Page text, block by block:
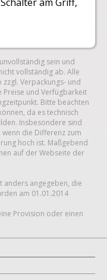
sein und
vollständig ab. Alle
Verpackungs- und
und Verfügbarkeit
Bitte beachten
da es technisch
Insbesondere sind
die Differenz zum
hoch ist. Maßgebend
auf der Webseite der
anders angegeben, die
am 01.01.2014
Provision oder einen